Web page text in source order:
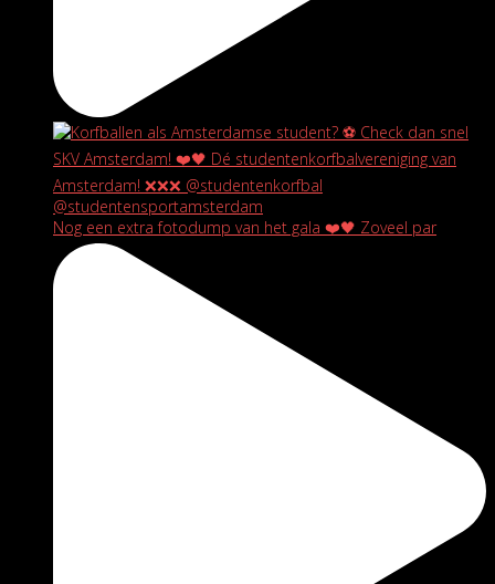
Nog een extra fotodump van het gala ❤️🖤 Zoveel par